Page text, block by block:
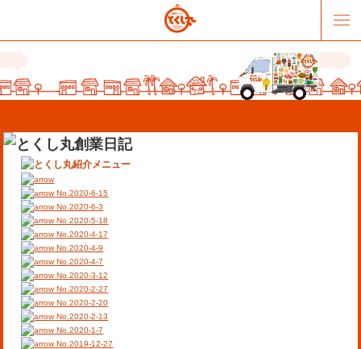
販売パートナー募集
オススメリンク
お問合せ
No.2020-6-15
No.2020-6-3
No.2020-5-18
No.2020-4-17
No.2020-4-9
No.2020-4-7
No.2020-3-12
No.2020-2-27
No.2020-2-20
No.2020-2-13
No.2020-1-7
No.2019-12-27